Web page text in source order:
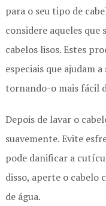
para o seu tipo de
considere aqueles
cabelos lisos. Estes
especiais que ajudam
tornando-o mais fácil
Depois de lavar o
suavemente. Evite
pode danificar a
disso, aperte o cabelo
de água.